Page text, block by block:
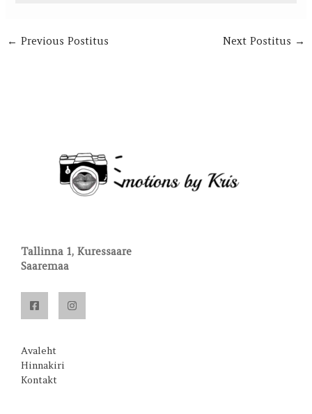
← Previous Postitus Next Postitus →
Tallinna 1, Kuressaare
Saaremaa
Avaleht
Hinnakiri
Kontakt